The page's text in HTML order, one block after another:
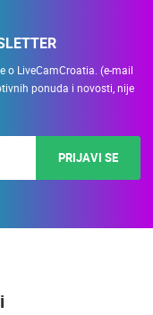
o LiveCamCroatia. (e-mail
ponuda i novosti, nije
PRIJAVI SE